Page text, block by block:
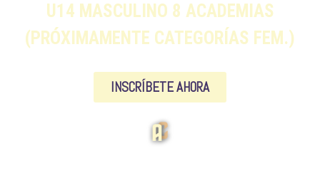
U14 MASCULINO 8 ACADEMIAS
(PRÓXIMAMENTE CATEGORÍAS FEM.)
INSCRÍBETE AHORA